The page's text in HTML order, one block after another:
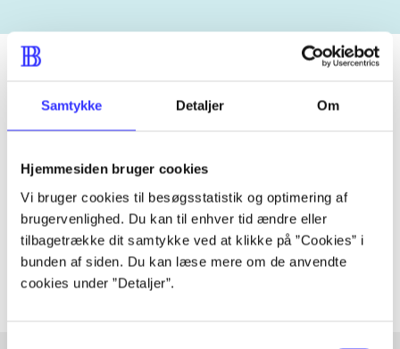
Samtykke Detaljer Om
Hjemmesiden bruger cookies
Vi bruger cookies til besøgsstatistik og optimering af
brugervenlighed. Du kan til enhver tid ændre eller
tilbagetrække dit samtykke ved at klikke på ”Cookies” i
bunden af siden. Du kan læse mere om de anvendte
cookies under ”Detaljer”.
Periodica
lorem ipsum dolor sit amet ...
Tidsskrift
The articles in are frequently about